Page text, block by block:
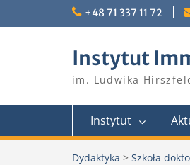
+48 71 337 11 72
Instytut
im. Ludwika
Instytut
Dydaktyka > Szkoła